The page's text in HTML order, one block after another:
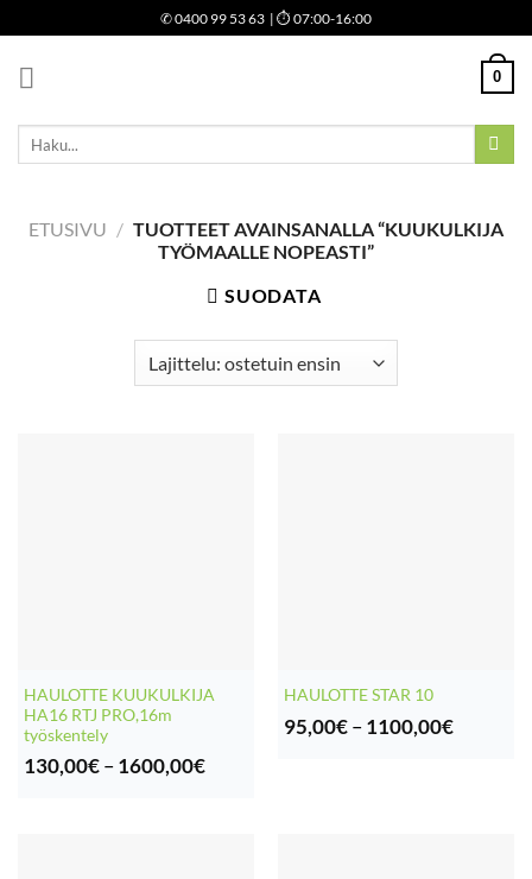
to
content
✆0400 99 53 63 | ⏱ 07:00-16:00
0
Etsi:
ETUSIVU / TUOTTEET AVAINSANALLA “KUUKULKIJA
TYÖMAALLE NOPEASTI”
SUODATA
HAULOTTE KUUKULKIJA
HA16 RTJ PRO,16m
työskentely
130,00€ – 1600,00€Hintaluokka:
HAULOTTE STAR 10
95,00€ – 1100,00€